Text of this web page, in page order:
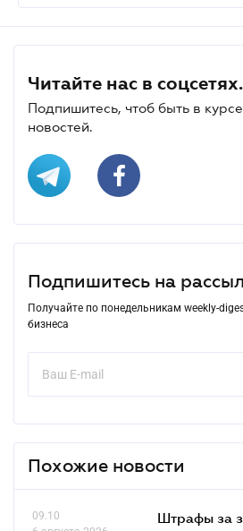
Читайте нас в соцсетях.
Подпишитесь, чтоб быть в
новостей.
Подпишитесь на
Получайте по понедельникам weekly-
бизнеса
Похожие новости
09.10
Штрафы за